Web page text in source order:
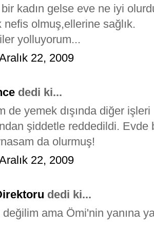
kadın gelse eve ne iyi
nefis olmuş,ellerine sağlık.
yolluyorum...
22, 2009
dedi ki...
de yemek dışında diğer
şiddetle reddedildi.
da olurmuş!
22, 2009
dedi ki...
ama Ömi'nin yanına